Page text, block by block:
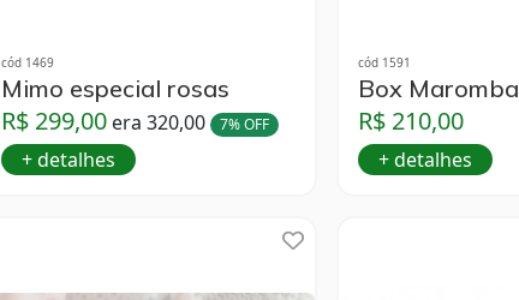
cód 1469
Mimo especial rosas
R$ 299,00 era 320,00 7% OFF
+ detalhes
cód 1591
Box Maromba
R$ 210,00
+ detalhes